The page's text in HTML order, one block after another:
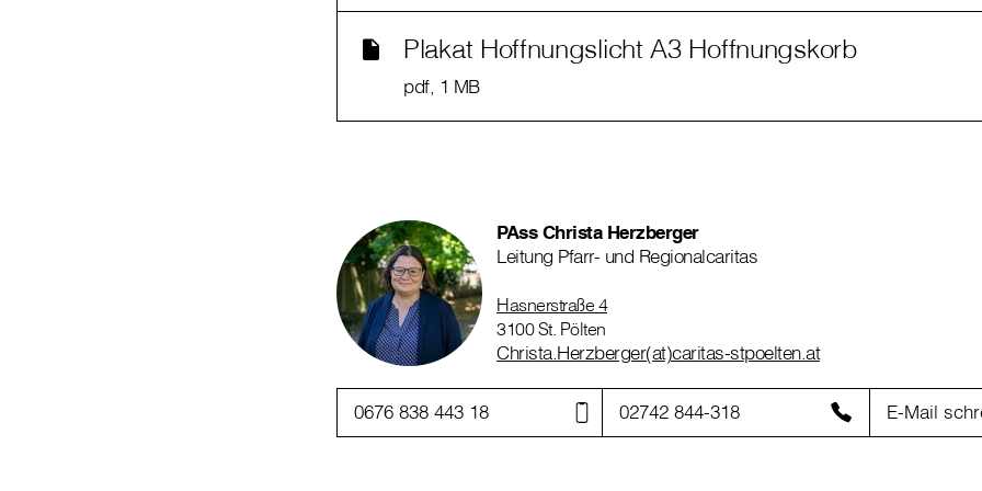
Plakat Hoffnungslicht A3 Hoffnungskorb
pdf, 1 MB
PAss Christa Herzberger
Leitung Pfarr- und Regionalcaritas
Hasnerstraße 4
3100 St. Pölten
Christa.Herzberger(at)caritas-stpoelten.at
0676 838 443 18 02742 844-318 E-Mail